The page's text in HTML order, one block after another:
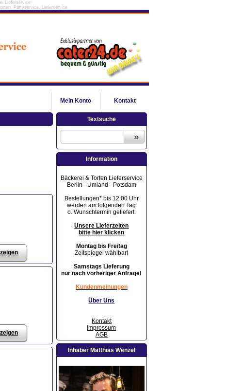
Lieferservice
Partyservice, Lieferservice
Kontakt
Mein Konto
Textsuche
Information
Bäckerei & Torten Lieferservice
Berlin - Umland - Potsdam
Bestellungen* bis 12:00 Uhr
werden am folgenden Tag
o. Wunschtermin geliefert.
Unsere Lieferzeiten
bitte hier klicken
Montag bis Freitag
Zeitspiegel wählbar!
Samstags Lieferung
nur nach vorheriger Anfrage!
Kundenmeinungen
Über Uns
Kontakt
Impressum
AGB
Inhaber Matthias Wenzel